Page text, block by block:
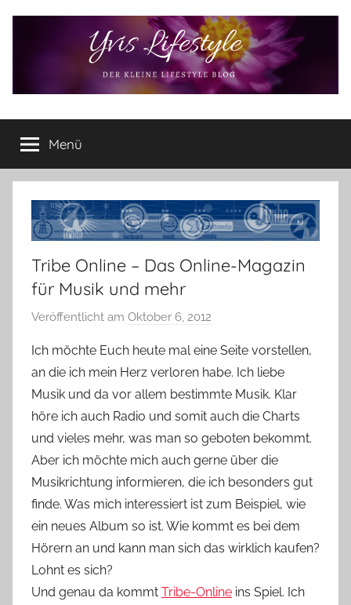
Yvis
Lifestyle
Lifestyle
Blog
–
Lifestyle,
Rezensionen,
Produkttests
und
vieles
mehr
Menü
Tribe Online – Das Online-Magazin
für Musik und mehr
Veröffentlicht am Oktober 6, 2012
n
Y
v
o
n
n
e
Ich möchte Euch heute mal eine Seite vorstellen,
an die ich mein Herz verloren habe. Ich liebe
Musik und da vor allem bestimmte Musik. Klar
höre ich auch Radio und somit auch die Charts
und vieles mehr, was man so geboten bekommt.
Aber ich möchte mich auch gerne über die
Musikrichtung informieren, die ich besonders gut
finde. Was mich interessiert ist zum Beispiel, wie
ein neues Album so ist. Wie kommt es bei dem
Hörern an und kann man sich das wirklich kaufen?
Lohnt es sich?
Und genau da kommt Tribe-Online ins Spiel. Ich